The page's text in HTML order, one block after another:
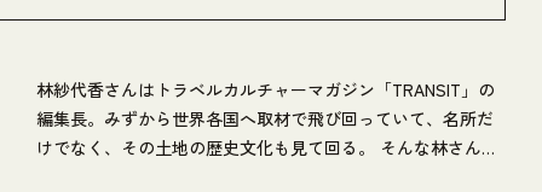
林紗代香さんはトラベルカルチャーマガジン「TRANSIT」の
編集長。みずから世界各国へ取材で飛び回っていて、名所だ
けでなく、その土地の歴史文化も見て回る。 そんな林さんが